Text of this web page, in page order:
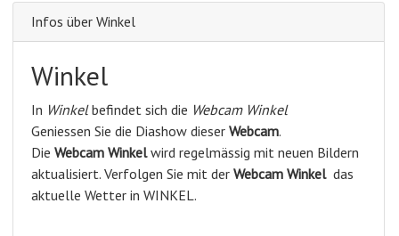
Infos über Winkel
Winkel
In Winkelbefindet sich die Webcam Winkel
Geniessen Sie die Diashow dieser Webcam.
Die Webcam Winkelwird regelmässig mit neuen Bildern
aktualisiert. Verfolgen Sie mit der Webcam Winkel das
aktuelle Wetter in WINKEL.